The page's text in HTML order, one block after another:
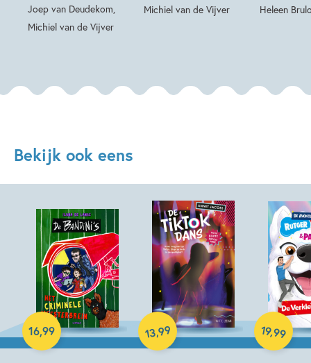
Joep van Deudekom,
Michiel van de Vijver
Michiel van de Vijver
Heleen
Bekijk ook eens
16,99
Hardcover 13,99
Hardcover
19,99
Hardcover